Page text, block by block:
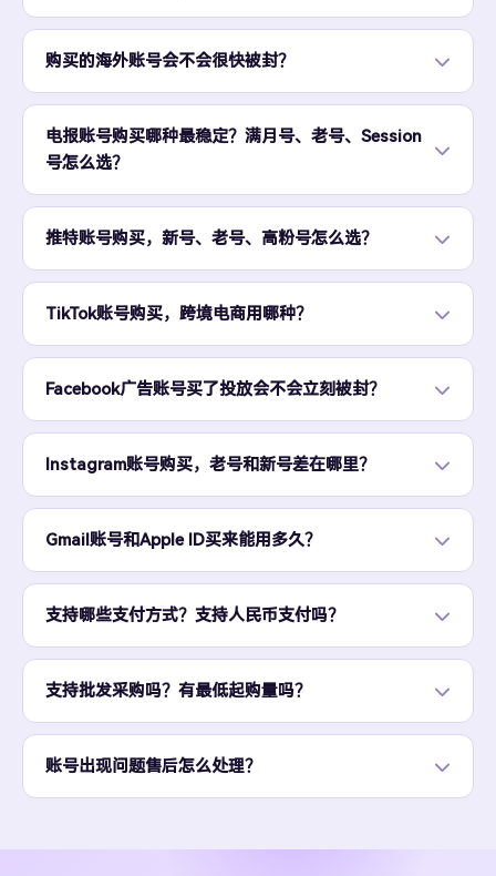
购买的海外账号会不会很快被封？
电报账号购买哪种最稳定？满月号、老号、Session
号怎么选？
推特账号购买，新号、老号、高粉号怎么选？
TikTok账号购买，跨境电商用哪种？
Facebook广告账号买了投放会不会立刻被封？
Instagram账号购买，老号和新号差在哪里？
Gmail账号和Apple ID买来能用多久？
支持哪些支付方式？支持人民币支付吗？
支持批发采购吗？有最低起购量吗？
账号出现问题售后怎么处理？